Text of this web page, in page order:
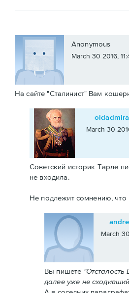
Anonymous
March 30 2016,
На сайте "Сталинист" Вам
March 30
Советский историк Тарле
не входила.
Не подлежит сомнению,
March
Вы пишете
далее уже не